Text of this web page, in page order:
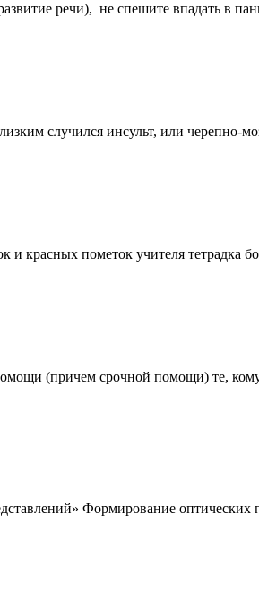
речи), не спешите впадать в
случился инсульт, или черепно-
и красных пометок учителя
(причем срочной помощи) те,
Формирование оптических